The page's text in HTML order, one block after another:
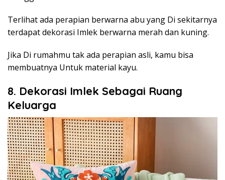
Terlihat ada perapian berwarna abu yang Di sekitarnya
terdapat dekorasi Imlek berwarna merah dan kuning.
Jika Di rumahmu tak ada perapian asli, kamu bisa
membuatnya Untuk material kayu.
8. Dekorasi Imlek Sebagai Ruang
Keluarga